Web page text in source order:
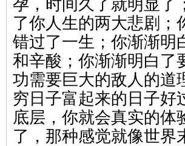
孕，时间久了就明显了
了你人生的两大悲剧；
错过了一生；你渐渐明
和辛酸；你渐渐明白了
功需要巨大的敌人的
穷日子富起来的日子好
底层，你就会真实的体
了，那种感觉就像世界